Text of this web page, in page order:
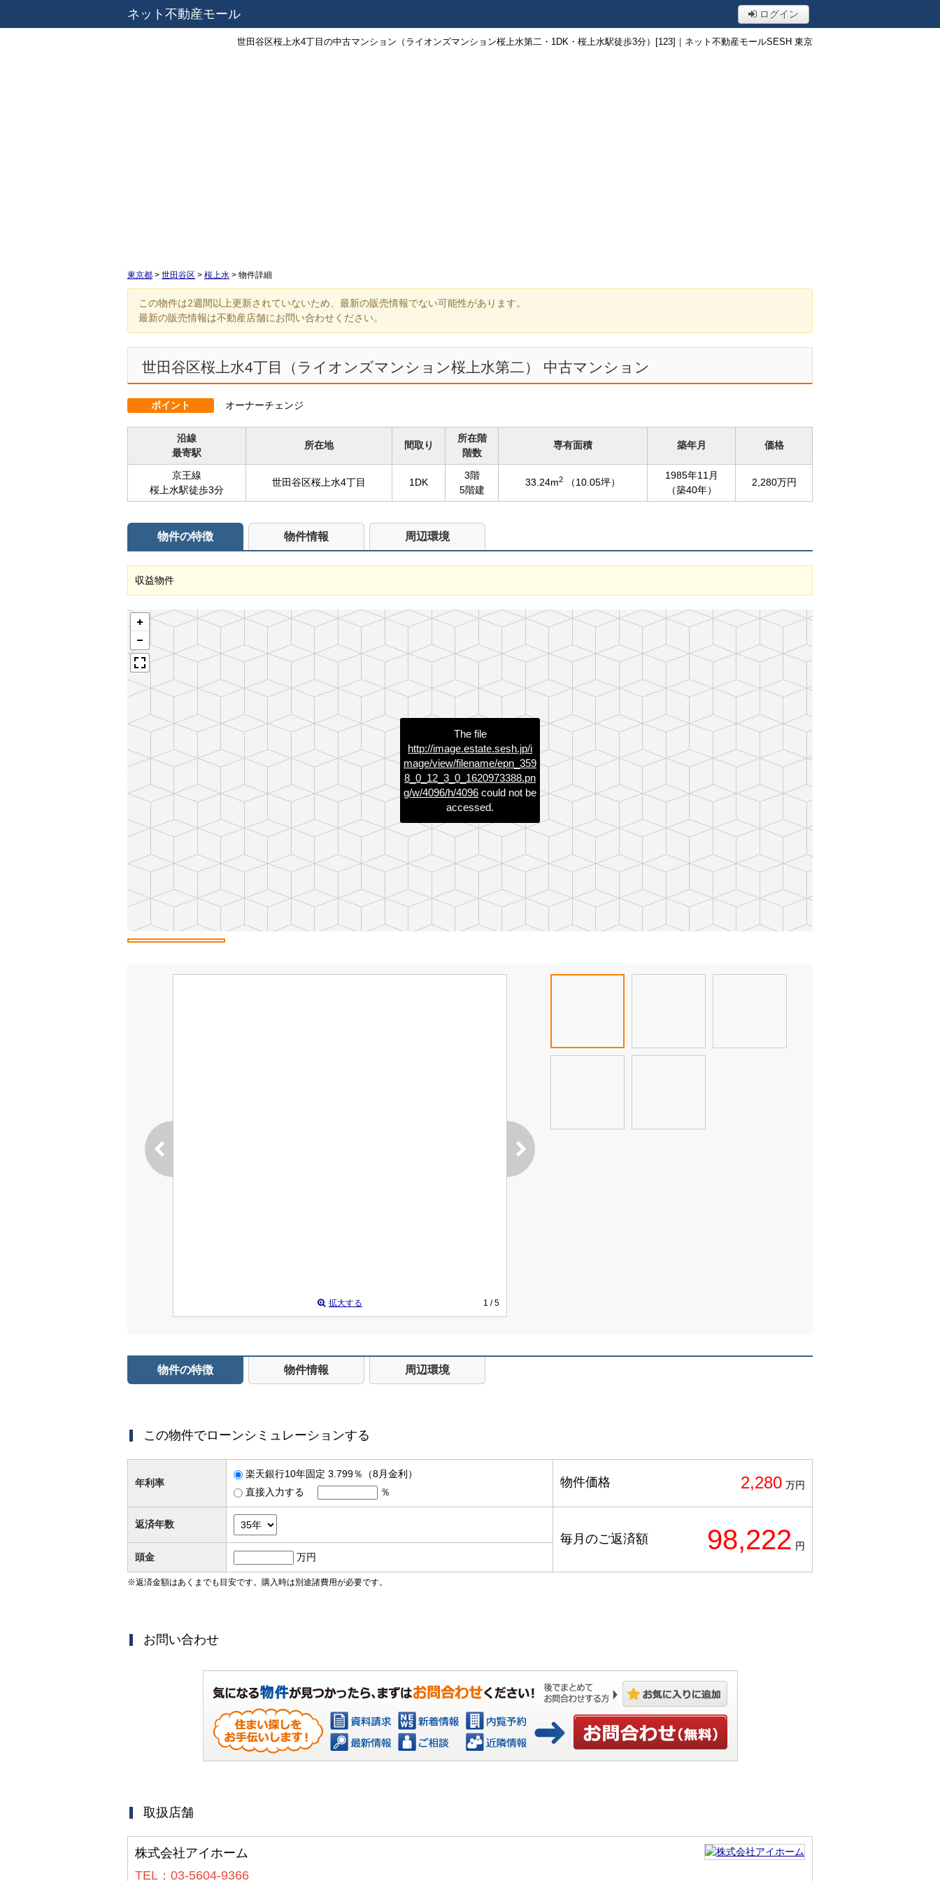
ネット不動産モール ログイン
世田谷区桜上水4丁目の中古マンション（ライオンズマンション桜上水第二・1DK・桜上水駅徒歩3分）[123]｜ネット不動産モールSESH 東京
東京都 > 世田谷区 > 桜上水 > 物件詳細
この物件は2週間以上更新されていないため、最新の販売情報でない可能性があります。
最新の販売情報は不動産店舗にお問い合わせください。
世田谷区桜上水4丁目（ライオンズマンション桜上水第二） 中古マンション
ポイント オーナーチェンジ
沿線
最寄駅
所在地 間取り
所在階
階数
専有面積 築年月 価格
京王線
桜上水駅徒歩3分
世田谷区桜上水4丁目 1DK
3階
5階建
33.24m2 （10.05坪）
1985年11月
（築40年）
2,280万円
物件の特徴 物件情報 周辺環境
収益物件
The file
http://image.estate.sesh.jp/i
mage/view/filename/epn_359
8_0_12_3_0_1620973388.pn
g/w/4096/h/4096 could not be
accessed.
拡大する 1 / 5
物件の特徴 物件情報 周辺環境
この物件でローンシミュレーションする
年利率
楽天銀行10年固定 3.799％（8月金利）
直接入力する
％
物件価格 2,280 万円
返済年数
毎月のご返済額 98,222 円
頭金
万円
※返済金額はあくまでも目安です。購入時は別途諸費用が必要です。
お問い合わせ
お気に入りに追加
取扱店舗
株式会社アイホーム
TEL：03-5604-9366